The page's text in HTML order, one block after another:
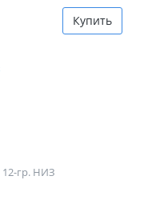
Купить
гр. НИЗ